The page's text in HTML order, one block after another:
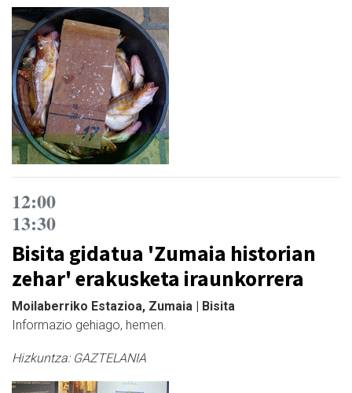
12:00
13:30
Bisita gidatua 'Zumaia historian
zehar' erakusketa iraunkorrera
Moilaberriko Estazioa, Zumaia | Bisita
Informazio gehiago, hemen.
Hizkuntza: GAZTELANIA